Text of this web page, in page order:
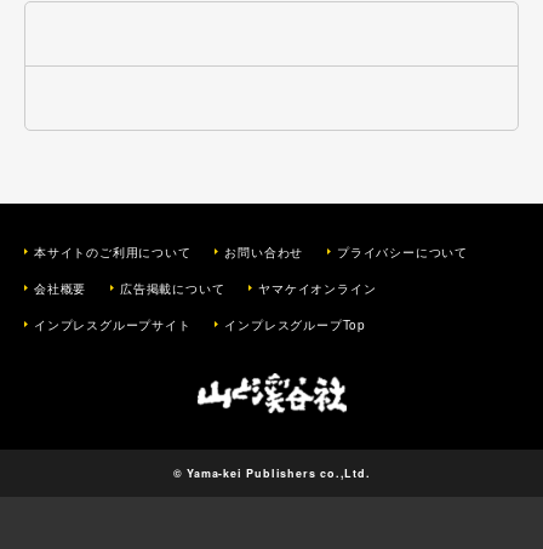
本サイトのご利用について お問い合わせ プライバシーについて
会社概要 広告掲載について ヤマケイオンライン
インプレスグループサイト インプレスグループTop
© Yama-kei Publishers co.,Ltd.